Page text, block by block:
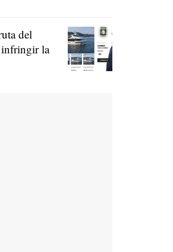
del
infringir la